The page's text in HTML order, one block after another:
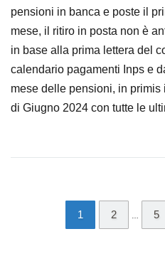
pensioni in banca e poste il
mese, il ritiro in posta non è
in base alla prima lettera del
calendario pagamenti Inps e
mese delle pensioni, in
di Giugno 2024 con tutte le
1 2 5